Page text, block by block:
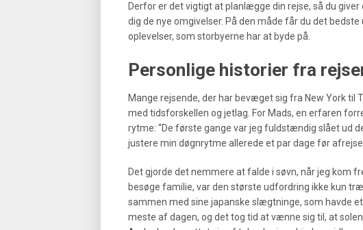
Derfor er det vigtigt at planlægge din rejse, så du
dig de nye omgivelser. På den måde får du det
oplevelser, som storbyerne har at byde på.
Personlige historier fra
Mange rejsende, der har bevæget sig fra New York
med tidsforskellen og jetlag. For Mads, en erfaren
rytme: “De første gange var jeg fuldstændig slået ud
justere min døgnrytme allerede et par dage før afrejse.
Det gjorde det nemmere at falde i søvn, når jeg kom
besøge familie, var den største udfordring ikke kun
sammen med sine japanske slægtninge, som havde
meste af dagen, og det tog tid at vænne sig til, at